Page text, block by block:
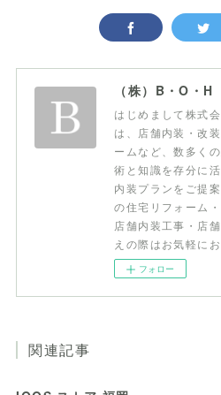
（株）B・O・H
はじめまして株式
は、店舗内装・改
ームなど、数多く
術と知識を存分に
内装プランをご提
の住宅リフォーム
店舗内装工事・店
えの際はお気軽に
フォロー
関連記事